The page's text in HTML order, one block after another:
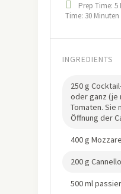
Prep Time: 5
Time: 30
INGREDIENTS
250 g
oder ganz (je
Tomaten. Sie
Öffnung der
400 g
200 g
500 ml